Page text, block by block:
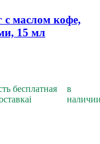
с маслом кофе,
15 мл
бесплатная
i
в